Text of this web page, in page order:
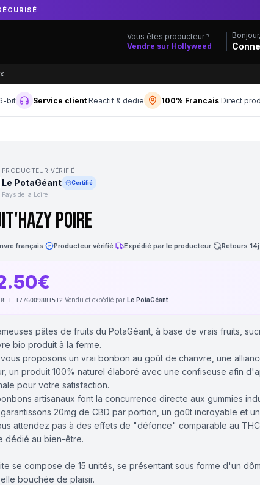
FRANÇAIS
Vous êtes producteur ?
Vendre sur Hollyweed
bit Service client Reactif & dedie 100% Francais Direct
PRODUCTEUR VÉRIFIÉ
Le PotaGéant Certifié
Pays de la Loire
Poire
français Producteur vérifié Expédié par le producteur· Retours 14j
REF_1776009881512 Vendu et expédié par Le PotaGéant
pâtes de fruits du PotaGéant, à base de vrais fruits,
bio produit à la ferme.
proposons un vrai bonbon au goût de chanvre, une
un produit 100% naturel élaboré avec une confiseuse afin
pour votre satisfaction.
artisanaux font la concurrence directe aux gummies
20mg de CBD par portion, un goût incroyable et
attendez pas à des effets de "défonce" comparable au
dédié au bien-être.
se compose de 15 unités, se présentant sous forme d'un
bouchée de plaisir.